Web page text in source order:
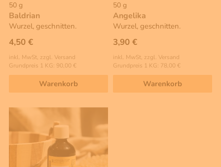
50 g
Baldrian
Wurzel, geschnitten.
4,50 €
inkl. MwSt, zzgl. Versand
Grundpreis 1 KG: 90,00 €
Warenkorb
50 g
Angelika
Wurzel, geschnitten.
3,90 €
inkl. MwSt, zzgl. Versand
Grundpreis 1 KG: 78,00 €
Warenkorb